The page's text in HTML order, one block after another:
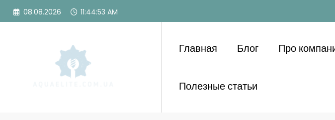
Перейти
08.08.2026 11:44:55 AM
Главная Блог Про
Полезные статьи